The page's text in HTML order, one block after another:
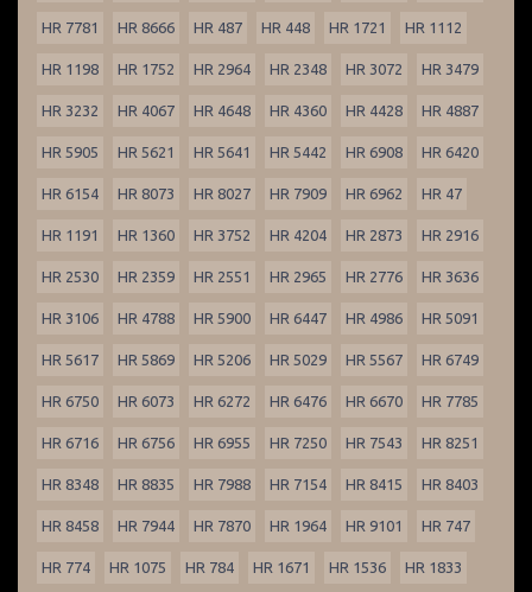
HR 7781 HR 8666 HR 487 HR 448 HR 1721 HR 1112
HR 1198 HR 1752 HR 2964 HR 2348 HR 3072 HR 3479
HR 3232 HR 4067 HR 4648 HR 4360 HR 4428 HR 4887
HR 5905 HR 5621 HR 5641 HR 5442 HR 6908 HR 6420
HR 6154 HR 8073 HR 8027 HR 7909 HR 6962 HR 47
HR 1191 HR 1360 HR 3752 HR 4204 HR 2873 HR 2916
HR 2530 HR 2359 HR 2551 HR 2965 HR 2776 HR 3636
HR 3106 HR 4788 HR 5900 HR 6447 HR 4986 HR 5091
HR 5617 HR 5869 HR 5206 HR 5029 HR 5567 HR 6749
HR 6750 HR 6073 HR 6272 HR 6476 HR 6670 HR 7785
HR 6716 HR 6756 HR 6955 HR 7250 HR 7543 HR 8251
HR 8348 HR 8835 HR 7988 HR 7154 HR 8415 HR 8403
HR 8458 HR 7944 HR 7870 HR 1964 HR 9101 HR 747
HR 774 HR 1075 HR 784 HR 1671 HR 1536 HR 1833